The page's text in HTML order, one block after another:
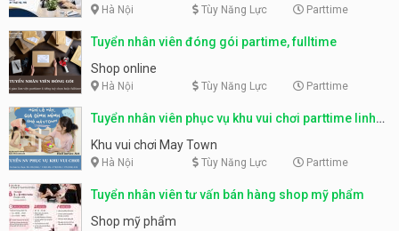
Hà Nội Tùy Năng Lực Parttime
Tuyển nhân viên đóng gói partime, fulltime
Shop online
Hà Nội Tùy Năng Lực Parttime
Tuyển nhân viên phục vụ khu vui chơi parttime linh
động
Khu vui chơi May Town
Hà Nội Tùy Năng Lực Parttime
Tuyển nhân viên tư vấn bán hàng shop mỹ phẩm
Shop mỹ phẩm